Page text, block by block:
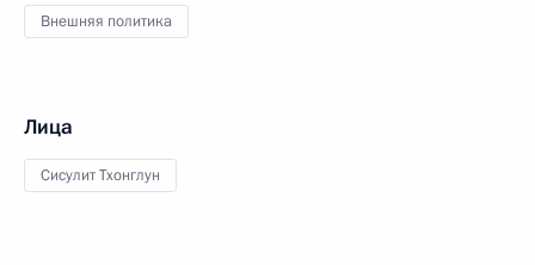
Внешняя политика
Лица
Сисулит Тхонглун